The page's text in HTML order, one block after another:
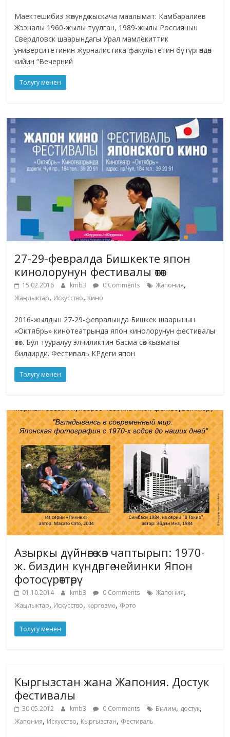
Маектешибиз жөнүндө кыскача маалымат: Камбаралиев
Жээналы 1960-жылы туулган, 1989-жылы Россиянын
Свердловск шаарындагы Урал мамлекиттик
университетинин журналистика факультетин бүтүргөндөн
кийин “Вечерний
Толугу менен
27-29-февралда Бишкекте япон
кинолорунун фестивалы өтөт
15.02.2016 kmb3 0 Comments Жапония,
Жаңылыктар, Искусство, Кино
2016-жылдын 27-29-февралында Бишкек шаарынын
«Октябрь» кинотеатрында япон кинолорунун фестивалы
өтөт. Бул тууралуу элчиликтин басма сөз кызматы
билдирди. Фестиваль КРдеги япон
Толугу менен
Азыркы дүйнөгө көз чаптырып: 1970-
ж. биздин күндөргө чейинки Япон
фотосүрөттөрү
01.10.2014 kmb3 0 Comments Жапония,
Жаңылыктар, Искусство, көргөзмө, Фото
Толугу менен
Кыргызстан жана Жапония. Достук
фестивалы
30.05.2012 kmb3 0 Comments Билим, достук,
Жапония, Искусство, Кыргызстан, Фестиваль